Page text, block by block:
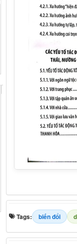
Tags: biến đổi